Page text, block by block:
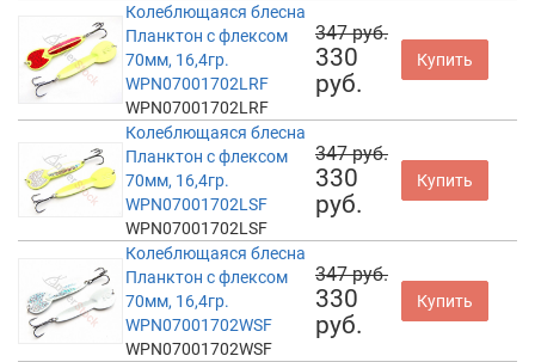
Колеблющаяся блесна
Планктон с флексом
70мм, 16,4гр.
WPN07001702LRF
WPN07001702LRF
347 руб.
330
руб.
Купить
Колеблющаяся блесна
Планктон с флексом
70мм, 16,4гр.
WPN07001702LSF
WPN07001702LSF
347 руб.
330
руб.
Купить
Колеблющаяся блесна
Планктон с флексом
70мм, 16,4гр.
WPN07001702WSF
WPN07001702WSF
347 руб.
330
руб.
Купить